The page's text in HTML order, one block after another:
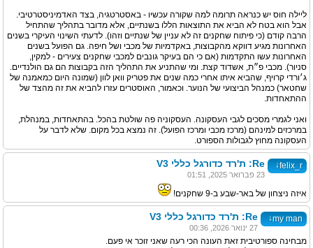
ליילה חוס יש כנראה תרומה למה שקורה עכשיו - באסטרטגיה, בצד האדמיניסטרטיבי.
אבל הוא בטח לא הביא את התוצאות הללו בשנתיים, אלא מדובר בתהליך שהתחיל
הרבה קודם (כי פיתוח שחקנים זה לא עניין של שנתיים וזהו). לדעתי השינוי העיקרי בשנים
האחרונות מגיע דווקא מהקבוצות, באקדמיות של מכבי ושל חיפה. גם הפועל בשנים
האחרונות עשו התקדמות (אם כי הם בעיקר גונבים למכבי שחקנים צעירים - למקין,
סניור). מכבי פ״ת, אשדוד קצת. ומי שהתניע את התהליך הזה בקבוצות הם גם הולנדיים.
ג׳ורדי קרויף, שהביא איתו אחרי כמה שנים את פטריק וואן לוון (שמונה היום כמאמנה של
שחטאר) כמנהל הביצועי של הנוער. וכאמור, האוסטרים עזרו להביא את זה מהצד של
ההתאחדות.
ואני לגמרי מסכים לגבי העסקונה. העסקוניה פה שולטת בהכל. בהתאחדות, במנהלת,
במרכזים למינהם (מרכז מכבי ומרכז הפועל). זה נמצא בכל מקום. שלא לדבר על
העסקונה מחוץ לגבולות הספורט.
felix_r
↓ Re: ת'רד כדורגל כללי V3
23 פברואר 2025, 01:51
איזה ניצחון של באר-שבע ב-9 שחקנים!
my man
↓ Re: ת'רד כדורגל כללי V3
27 ינואר 2026, 00:36
מבחינה ספורטיבית זאת העונה הכי רעה שאני זוכר אי פעם.